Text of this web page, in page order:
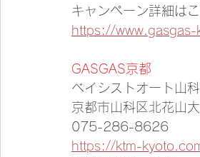
キャンペーン詳細は
https://
GASGAS京都
ベイシストオート山
京都市山科区北花山
075-286-8626
https://ktm-